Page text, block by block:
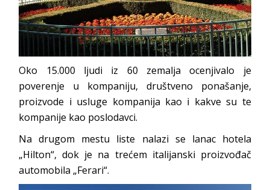
Oko 15.000 ljudi iz 60 zemalja ocenjivalo je
poverenje u kompaniju, društveno ponašanje,
proizvode i usluge kompanija kao i kakve su te
kompanije kao poslodavci.
Na drugom mestu liste nalazi se lanac hotela
„Hilton“, dok je na trećem italijanski proizvođač
automobila „Ferari“.